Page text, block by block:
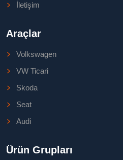
İletişim
Araçlar
Volkswagen
VW Ticari
Skoda
Seat
Audi
Ürün Grupları